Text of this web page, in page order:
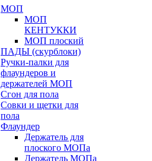
МОП
МОП
КЕНТУККИ
МОП плоский
ПАДЫ (скурблоки)
Ручки-палки для
флаундеров и
держателей МОП
Сгон для пола
Совки и щетки для
пола
Флаундер
Держатель для
плоского МОПа
Держатель МОПа